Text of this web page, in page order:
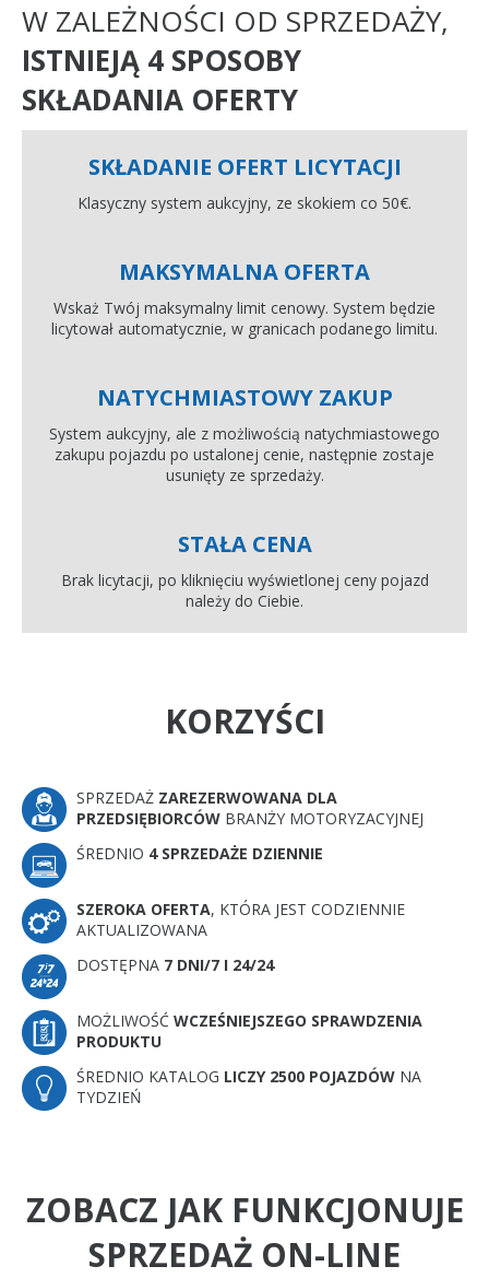
W ZALEŻNOŚCI OD SPRZEDAŻY,
ISTNIEJĄ 4 SPOSOBY
SKŁADANIA OFERTY
SKŁADANIE OFERT LICYTACJI
Klasyczny system aukcyjny, ze skokiem co 50€.
MAKSYMALNA OFERTA
Wskaż Twój maksymalny limit cenowy. System będzie
licytował automatycznie, w granicach podanego limitu.
NATYCHMIASTOWY ZAKUP
System aukcyjny, ale z możliwością natychmiastowego
zakupu pojazdu po ustalonej cenie, następnie zostaje
usunięty ze sprzedaży.
STAŁA CENA
Brak licytacji, po kliknięciu wyświetlonej ceny pojazd
należy do Ciebie.
KORZYŚCI
SPRZEDAŻ ZAREZERWOWANA DLA
PRZEDSIĘBIORCÓW BRANŻY MOTORYZACYJNEJ
ŚREDNIO 4 SPRZEDAŻE DZIENNIE
SZEROKA OFERTA, KTÓRA JEST CODZIENNIE
AKTUALIZOWANA
DOSTĘPNA 7 DNI/7 I 24/24
MOŻLIWOŚĆ WCZEŚNIEJSZEGO SPRAWDZENIA
PRODUKTU
ŚREDNIO KATALOG LICZY 2500 POJAZDÓW NA
TYDZIEŃ
ZOBACZ JAK FUNKCJONUJE
SPRZEDAŻ ON-LINE